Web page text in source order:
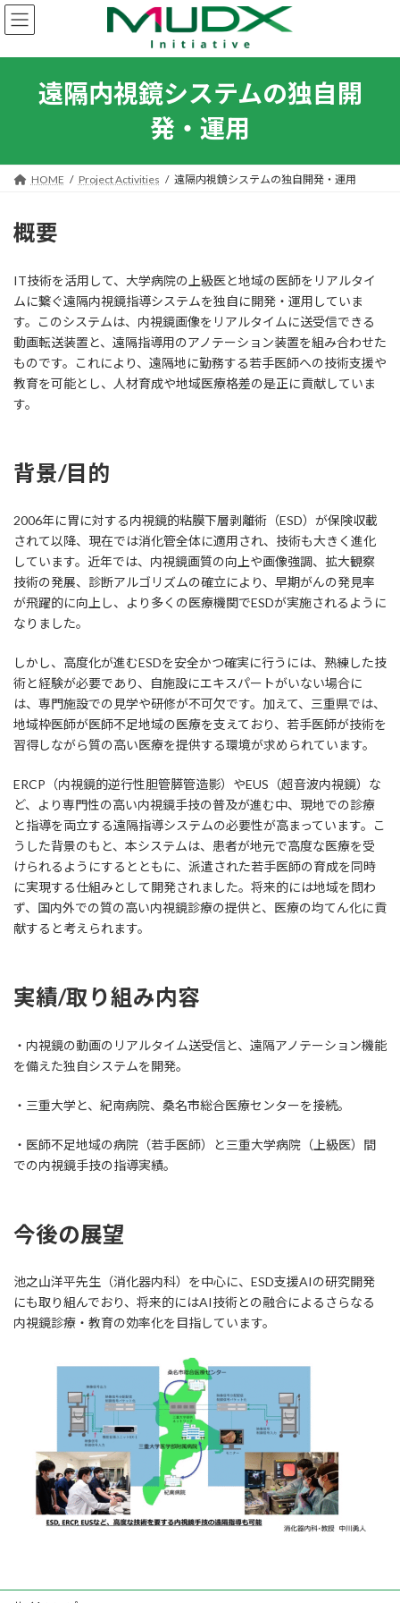
コ
ン
ン
プ
ナ
ビ
ー
動
遠隔内視鏡システムの独自開
発・運用
HOME Project Activities 遠隔内視鏡システムの独自開発・運用
概要
IT技術を活用して、大学病院の上級医と地域の医師をリアルタイ
ムに繋ぐ遠隔内視鏡指導システムを独自に開発・運用していま
す。このシステムは、内視鏡画像をリアルタイムに送受信できる
動画転送装置と、遠隔指導用のアノテーション装置を組み合わせた
ものです。これにより、遠隔地に勤務する若手医師への技術支援や
教育を可能とし、人材育成や地域医療格差の是正に貢献していま
す。
背景/目的
2006年に胃に対する内視鏡的粘膜下層剥離術（ESD）が保険収載
されて以降、現在では消化管全体に適用され、技術も大きく進化
しています。近年では、内視鏡画質の向上や画像強調、拡大観察
技術の発展、診断アルゴリズムの確立により、早期がんの発見率
が飛躍的に向上し、より多くの医療機関でESDが実施されるように
なりました。
しかし、高度化が進むESDを安全かつ確実に行うには、熟練した技
術と経験が必要であり、自施設にエキスパートがいない場合に
は、専門施設での見学や研修が不可欠です。加えて、三重県では、
地域枠医師が医師不足地域の医療を支えており、若手医師が技術を
習得しながら質の高い医療を提供する環境が求められています。
ERCP（内視鏡的逆行性胆管膵管造影）やEUS（超音波内視鏡）な
ど、より専門性の高い内視鏡手技の普及が進む中、現地での診療
と指導を両立する遠隔指導システムの必要性が高まっています。こ
うした背景のもと、本システムは、患者が地元で高度な医療を受
けられるようにするとともに、派遣された若手医師の育成を同時
に実現する仕組みとして開発されました。将来的には地域を問わ
ず、国内外での質の高い内視鏡診療の提供と、医療の均てん化に貢
献すると考えられます。
実績/取り組み内容
・内視鏡の動画のリアルタイム送受信と、遠隔アノテーション機能
を備えた独自システムを開発。
・三重大学と、紀南病院、桑名市総合医療センターを接続。
・医師不足地域の病院（若手医師）と三重大学病院（上級医）間
での内視鏡手技の指導実績。
今後の展望
池之山洋平先生（消化器内科）を中心に、ESD支援AIの研究開発
にも取り組んでおり、将来的にはAI技術との融合によるさらなる
内視鏡診療・教育の効率化を目指しています。